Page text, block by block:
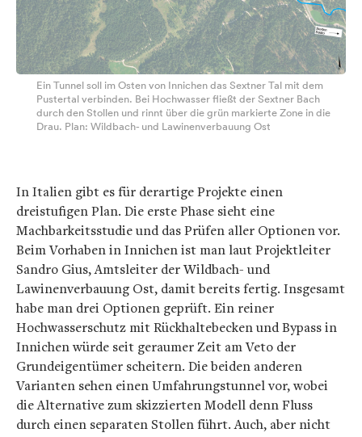
Ein Tunnel soll im Osten von Innichen das Sextner Tal mit dem
Pustertal verbinden. Bei Hochwasser fließt der Sextner Bach
durch den Stollen und rinnt über die grün markierte Zone in die
Drau. Plan: Wildbach- und Lawinenverbauung Ost
In Italien gibt es für derartige Projekte einen
dreistufigen Plan. Die erste Phase sieht eine
Machbarkeitsstudie und das Prüfen aller Optionen vor.
Beim Vorhaben in Innichen ist man laut Projektleiter
Sandro Gius, Amtsleiter der Wildbach- und
Lawinenverbauung Ost, damit bereits fertig. Insgesamt
habe man drei Optionen geprüft. Ein reiner
Hochwasserschutz mit Rückhaltebecken und Bypass in
Innichen würde seit geraumer Zeit am Veto der
Grundeigentümer scheitern. Die beiden anderen
Varianten sehen einen Umfahrungstunnel vor, wobei
die Alternative zum skizzierten Modell denn Fluss
durch einen separaten Stollen führt. Auch, aber nicht